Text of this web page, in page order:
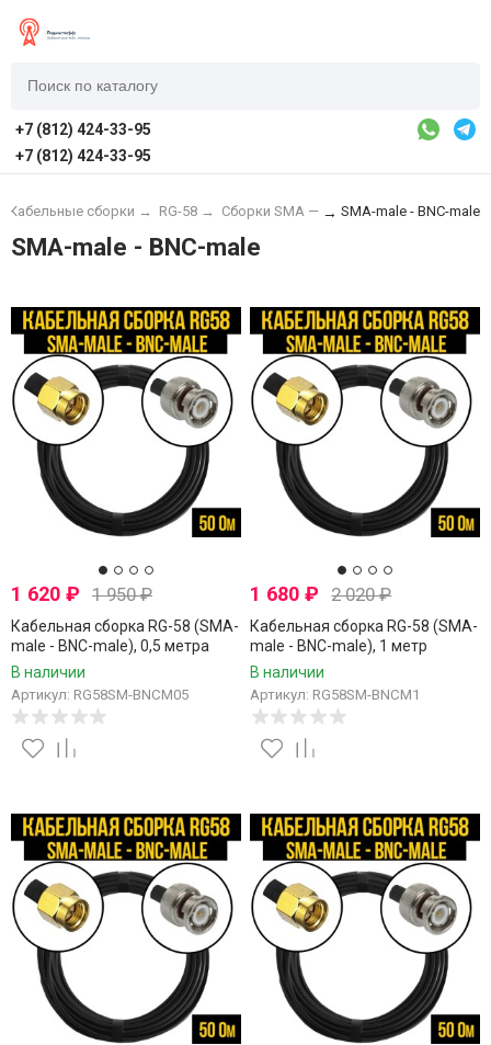
+7 (812) 424-33-95
+7 (812) 424-33-95
Кабельные сборки → RG-58 → Сборки SMA — → SMA-male - BNC-male
SMA-male - BNC-male
1 620 ₽ 1 950₽
Кабельная сборка RG-58 (SMA-
male - BNC-male), 0,5 метра
В наличии
Артикул: RG58SM-BNCM05
1 680₽ 2 020₽
Кабельная сборка RG-58 (SMA-
male - BNC-male), 1 метр
В наличии
Артикул: RG58SM-BNCM1